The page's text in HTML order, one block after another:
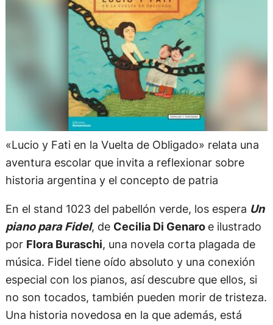
«Lucio y Fati en la Vuelta de Obligado» relata una
aventura escolar que invita a reflexionar sobre
historia argentina y el concepto de patria
En el stand 1023 del pabellón verde, los espera Un
piano para Fidel, de Cecilia Di Genaro e ilustrado
por Flora Buraschi, una novela corta plagada de
música. Fidel tiene oído absoluto y una conexión
especial con los pianos, así descubre que ellos, si
no son tocados, también pueden morir de tristeza.
Una historia novedosa en la que además, está